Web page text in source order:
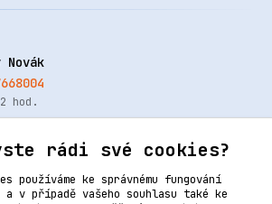
hod.
rádi své cookies?
používáme ke správnému fungování
a v případě vašeho souhlasu také ke